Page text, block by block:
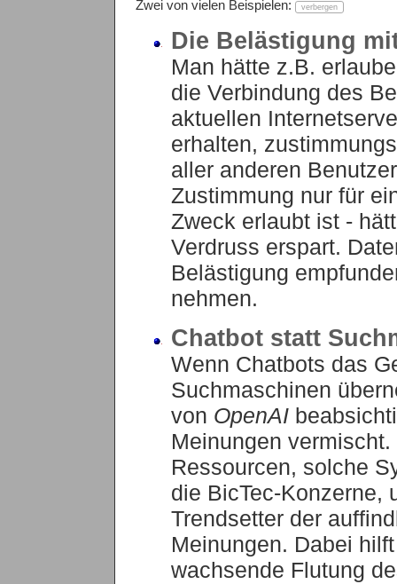
Zwei von vielen Beispielen:
Die Belästigung
Man hätte z.B.
die Verbindung des
aktuellen
erhalten,
aller anderen
Zustimmung nur für
Zweck erlaubt ist -
Verdruss erspart.
Belästigung
nehmen.
Chatbot statt
Wenn Chatbots das
Suchmaschinen
von OpenAI
Meinungen
Ressourcen, solche
die BicTec-Konzerne,
Trendsetter der
Meinungen. Dabei
wachsende Flutung